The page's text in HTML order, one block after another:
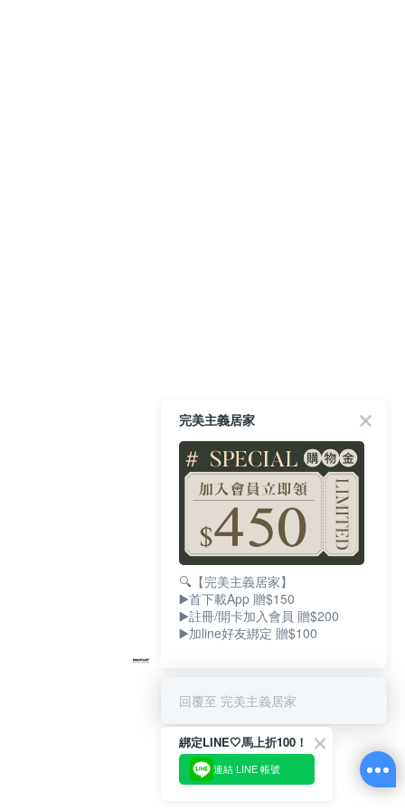
完美主義居家
🔍【完美主義居家】
▶️首下載App 贈$150
▶️註冊/開卡加入會員 贈$200
▶️加line好友綁定 贈$100
回覆至 完美主義居家
綁定LINE🤍馬上折100！
連結 LINE 帳號